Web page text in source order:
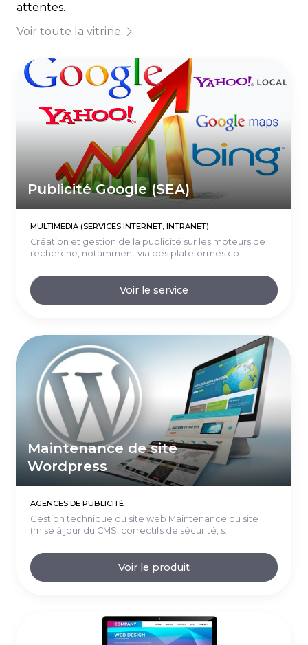
attentes.
Voir toute la vitrine
Publicité Google (SEA)
MULTIMÉDIA (SERVICES INTERNET, INTRANET)
Création et gestion de la publicité sur les moteurs de
recherche, notamment via des plateformes co...
Voir le service
Maintenance de site
Wordpress
AGENCES DE PUBLICITÉ
Gestion technique du site web Maintenance du site
(mise à jour du CMS, correctifs de sécurité, s...
Voir le produit